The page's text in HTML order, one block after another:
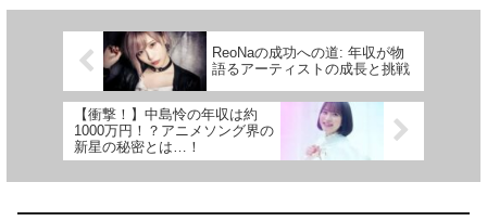
ReoNaの成功への道: 年収が物
語るアーティストの成長と挑戦
【衝撃！】中島怜の年収は約
1000万円！？アニメソング界の
新星の秘密とは…！